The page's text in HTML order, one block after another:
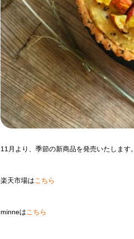
11月より、季節の新商品を発売いたします。
楽天市場はこちら
minneはこちら